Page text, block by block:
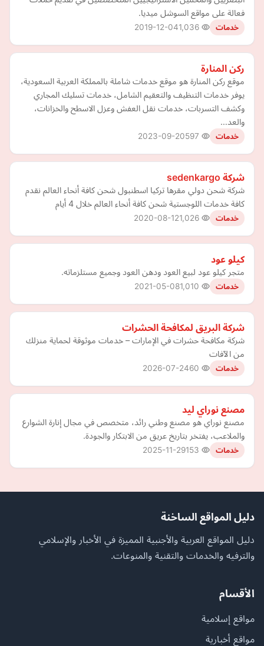
فعالة على مواقع السوشل ميديا.
خدمات 2019-12-04
ركن المنارة
موقع ركن المنارة هو موقع خدمات شاملة بالمملكة العربية السعودية،
يوفر خدمات التنظيف والتعقيم الشامل، خدمات تسليك المجاري
وكشف التسربات، خدمات نقل العفش وعزل الاسطح والخزانات،
والعد…
خدمات 2023-09-20
شركة sedenkargo
شركة شحن دولي مقرها تركيا اسطنبول شحن كافة أنحاء العالم نقدم
كافة خدمات اللوجستية شحن كافة أنحاء العالم خلال 4 أيام
خدمات 2020-08-12
كيلو عود
متجر كيلو عود لبيع العود ودهن العود وجميع مستلزماته.
خدمات 2021-05-08
شركة البريق لمكافحة الحشرات
شركة مكافحة حشرات في الإمارات – خدمات موثوقة لحماية منزلك
من الآفات
خدمات 2026-07-24
مصنع نوراي ليد
مصنع نوراي هو مصنع وطني رائد، متخصص في مجال إنارة الشوارع
والملاعب، يفتخر بتاريخ عريق من الابتكار والجودة.
خدمات 2025-11-29
دليل المواقع الساخنة
دليل المواقع العربية والأجنبية المميزة في الأخبار والإسلامي
والترفيه والخدمات والتقنية والمنوعات.
الأقسام
مواقع إسلامية
مواقع أخبارية